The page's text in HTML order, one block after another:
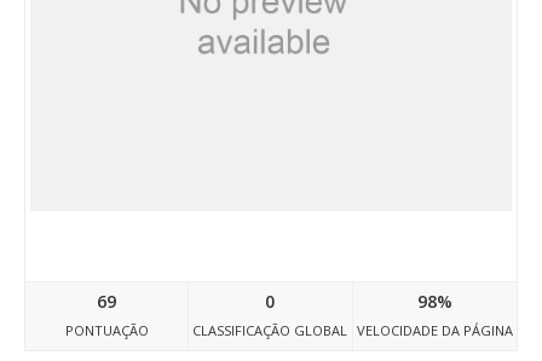
69
PONTUAÇÃO
0
CLASSIFICAÇÃO GLOBAL
98%
VELOCIDADE DA PÁGINA